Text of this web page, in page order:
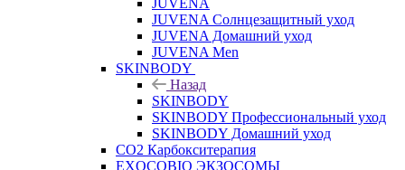
JUVENA
JUVENA Солнцезащитный уход
JUVENA Домашний уход
JUVENA Men
SKINBODY
Назад
SKINBODY
SKINBODY Профессиональный уход
SKINBODY Домашний уход
CO2 Карбокситерапия
EXOCOBIO ЭКЗОСОМЫ